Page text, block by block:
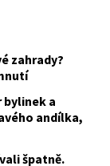
zahrady?
bylinek a
andílka,
špatně.